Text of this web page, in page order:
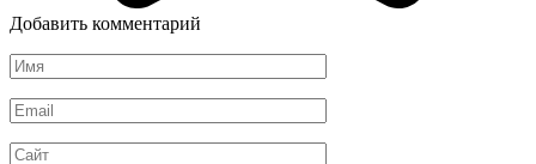
Добавить комментарий
Имя
*
Email
*
Сайт